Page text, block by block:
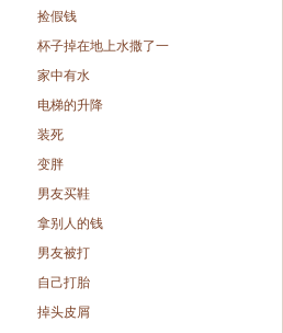
捡假钱
杯子掉在地上水撒了一
家中有水
电梯的升降
装死
变胖
男友买鞋
拿别人的钱
男友被打
自己打胎
掉头皮屑